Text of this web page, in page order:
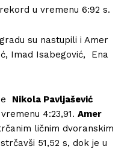
u vremenu 6:92 s.
su nastupili i Amer
Imad Isabegović, Ena
Nikola Pavljašević
4:23,91. Amer
ličnim dvoranskim
51,52 s, dok je u